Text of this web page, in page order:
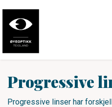
Progressive
Progressive linser har